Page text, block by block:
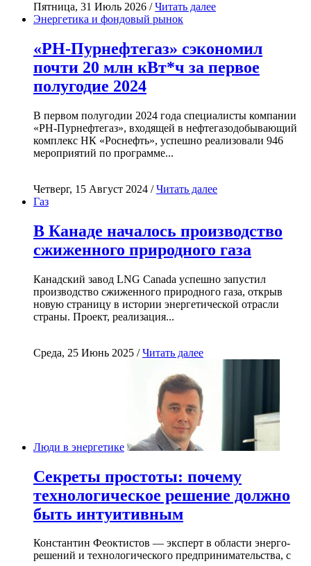
Пятница, 31 Июль 2026 /Читать далее
Энергетика и фондовый рынок
«РН-Пурнефтегаз» сэкономил
почти 20 млн кВт*ч за первое
полугодие 2024
В первом полугодии 2024 года специалисты компании
«РН-Пурнефтегаз», входящей в нефтегазодобывающий
комплекс НК «Роснефть», успешно реализовали 946
мероприятий по программе...
Четверг, 15 Август 2024 /Читать далее
Газ
В Канаде началось производство
сжиженного природного газа
Канадский завод LNG Canada успешно запустил
производство сжиженного природного газа, открыв
новую страницу в истории энергетической отрасли
страны. Проект, реализация...
Среда, 25 Июнь 2025 /Читать далее
Люди в энергетике
Секреты простоты: почему
технологическое решение должно
быть интуитивным
Константин Феоктистов — эксперт в области энерго-
решений и технологического предпринимательства, с